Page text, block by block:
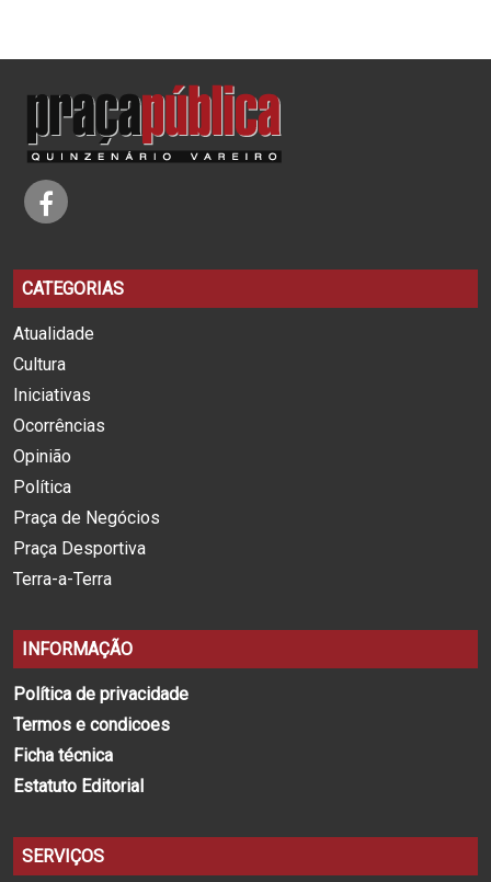
CATEGORIAS
Atualidade
Cultura
Iniciativas
Ocorrências
Opinião
Política
Praça de Negócios
Praça Desportiva
Terra-a-Terra
INFORMAÇÃO
Política de privacidade
Termos e condicoes
Ficha técnica
Estatuto Editorial
SERVIÇOS